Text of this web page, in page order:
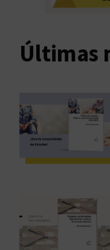
r
i
o
Últimas